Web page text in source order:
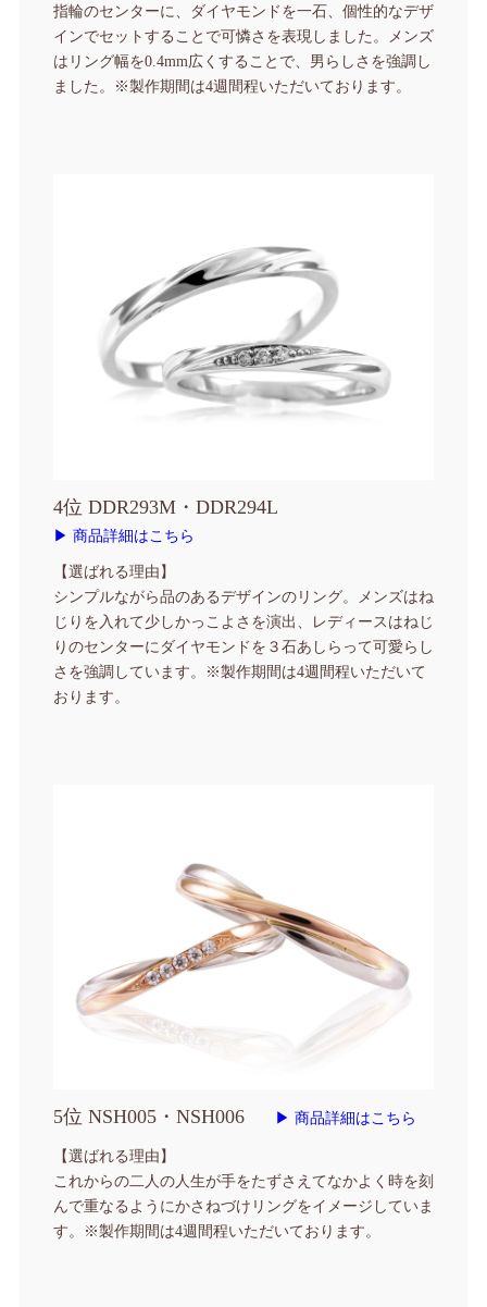
指輪のセンターに、ダイヤモンドを一石、個性的なデザ
インでセットすることで可憐さを表現しました。メンズ
はリング幅を0.4mm広くすることで、男らしさを強調し
ました。
※製作期間は4週間程いただいております。
4位 DDR293M・DDR294L
▶ 商品詳細はこちら
【選ばれる理由】
シンプルながら品のあるデザインのリング。メンズはね
じりを入れて少しかっこよさを演出、レディースはねじ
りのセンターにダイヤモンドを３石あしらって可愛らし
さを強調しています。
※製作期間は4週間程いただいて
おります。
5位 NSH005・NSH006 ▶ 商品詳細はこちら
【選ばれる理由】
これからの二人の人生が手をたずさえてなかよく時を刻
んで重なるようにかさねづけリングをイメージしていま
す。
※製作期間は4週間程いただいております。